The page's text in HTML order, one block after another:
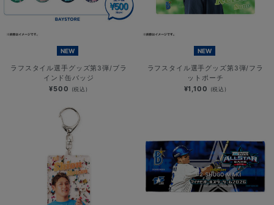
NEW
ラフスタイル選手グッズ第3弾/ブラ
インド缶バッジ
¥500 (税込)
NEW
ラフスタイル選手グッズ第3弾/フラ
ットポーチ
¥1,100 (税込)